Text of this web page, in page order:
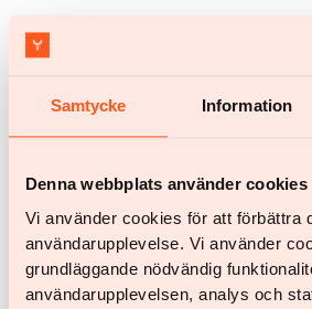
Samtycke Information
Denna webbplats använder cookies
Vi använder cookies för att förbättra
användarupplevelse. Vi använder
grundläggande nödvändig
användarupplevelsen, analys och
¿Tienes alguna pregunta?
Chatea con nosotros
Nuestro servicio
Mujer